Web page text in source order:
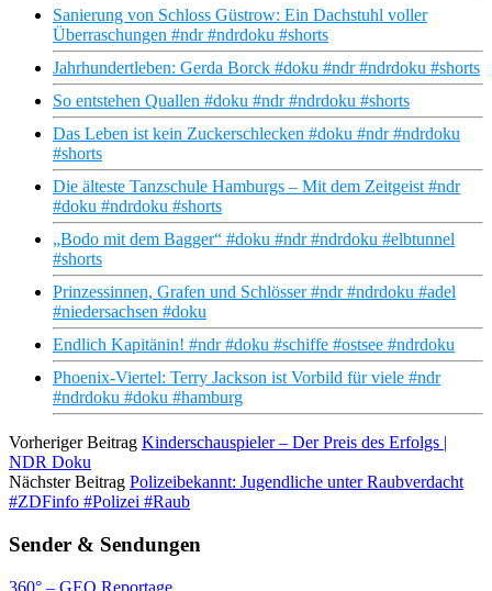
Sanierung von Schloss Güstrow: Ein Dachstuhl voller
Überraschungen #ndr #ndrdoku #shorts
Jahrhundertleben: Gerda Borck #doku #ndr #ndrdoku #shorts
So entstehen Quallen #doku #ndr #ndrdoku #shorts
Das Leben ist kein Zuckerschlecken #doku #ndr #ndrdoku
#shorts
Die älteste Tanzschule Hamburgs – Mit dem Zeitgeist #ndr
#doku #ndrdoku #shorts
„Bodo mit dem Bagger“ #doku #ndr #ndrdoku #elbtunnel
#shorts
Prinzessinnen, Grafen und Schlösser #ndr #ndrdoku #adel
#niedersachsen #doku
Endlich Kapitänin! #ndr #doku #schiffe #ostsee #ndrdoku
Phoenix-Viertel: Terry Jackson ist Vorbild für viele #ndr
#ndrdoku #doku #hamburg
Vorheriger Beitrag Kinderschauspieler – Der Preis des Erfolgs |
NDR Doku
Nächster Beitrag Polizeibekannt: Jugendliche unter Raubverdacht
#ZDFinfo #Polizei #Raub
Sender & Sendungen
360° – GEO Reportage